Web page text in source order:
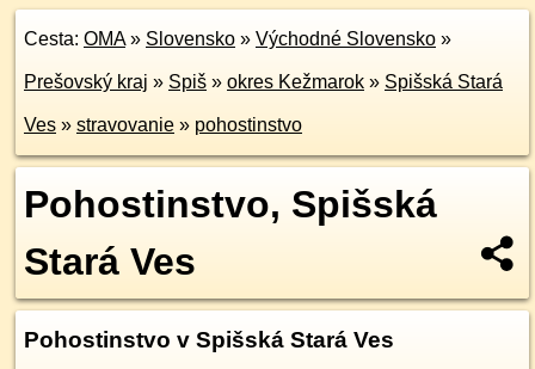
Cesta: OMA» Slovensko » Východné Slovensko »
Prešovský kraj » Spiš » okres Kežmarok » Spišská Stará
Ves » stravovanie » pohostinstvo
Pohostinstvo, Spišská
Stará Ves
Pohostinstvo v Spišská Stará Ves